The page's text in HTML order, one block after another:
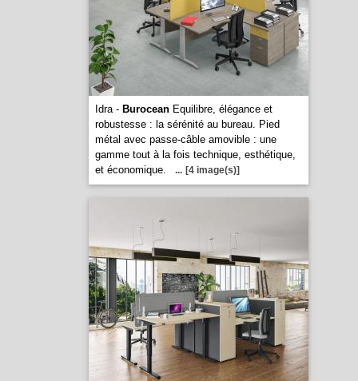
Idra - BuroceanEquilibre, élégance et
robustesse : la sérénité au bureau. Pied
métal avec passe-câble amovible : une
gamme tout à la fois technique, esthétique,
et économique.
... [4 image(s)]